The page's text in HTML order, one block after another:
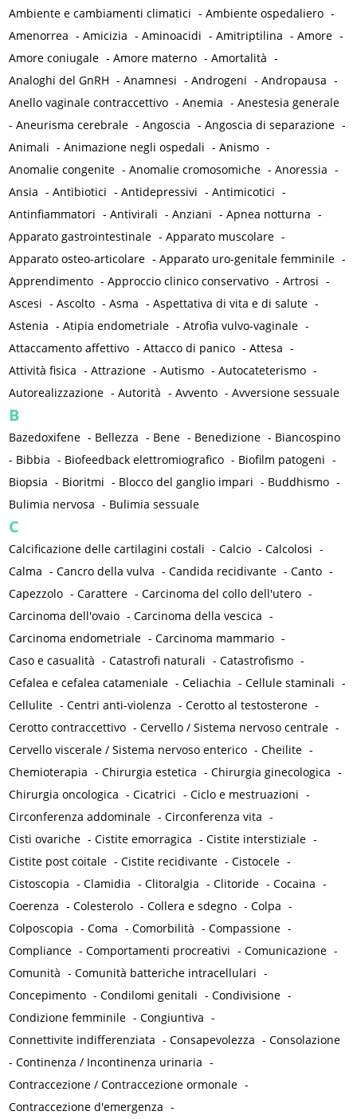
Ambiente e cambiamenti climatici -Ambiente ospedaliero -
Amenorrea -Amicizia -Aminoacidi -Amitriptilina -Amore -
Amore coniugale -Amore materno -Amortalità -
Analoghi del GnRH -Anamnesi -Androgeni -Andropausa -
Anello vaginale contraccettivo -Anemia -Anestesia generale
-Aneurisma cerebrale -Angoscia -Angoscia di separazione -
Animali -Animazione negli ospedali -Anismo -
Anomalie congenite -Anomalie cromosomiche -Anoressia -
Ansia -Antibiotici -Antidepressivi -Antimicotici -
Antinfiammatori -Antivirali -Anziani -Apnea notturna -
Apparato gastrointestinale -Apparato muscolare -
Apparato osteo-articolare -Apparato uro-genitale femminile -
Apprendimento -Approccio clinico conservativo -Artrosi -
Ascesi -Ascolto -Asma -Aspettativa di vita e di salute -
Astenia -Atipia endometriale -Atrofia vulvo-vaginale -
Attaccamento affettivo -Attacco di panico -Attesa -
Attività fisica -Attrazione -Autismo -Autocateterismo -
Autorealizzazione -Autorità -Avvento -Avversione sessuale
B
Bazedoxifene - Bellezza - Bene - Benedizione - Biancospino
- Bibbia - Biofeedback elettromiografico - Biofilm patogeni -
Biopsia - Bioritmi - Blocco del ganglio impari - Buddhismo -
Bulimia nervosa - Bulimia sessuale
C
Calcificazione delle cartilagini costali -Calcio -Calcolosi -
Calma -Cancro della vulva -Candida recidivante -Canto -
Capezzolo -Carattere -Carcinoma del collo dell'utero -
Carcinoma dell'ovaio -Carcinoma della vescica -
Carcinoma endometriale -Carcinoma mammario -
Caso e casualità -Catastrofi naturali -Catastrofismo -
Cefalea e cefalea catameniale -Celiachia -Cellule staminali -
Cellulite -Centri anti-violenza -Cerotto al testosterone -
Cerotto contraccettivo -Cervello / Sistema nervoso centrale -
Cervello viscerale / Sistema nervoso enterico -Cheilite -
Chemioterapia -Chirurgia estetica -Chirurgia ginecologica -
Chirurgia oncologica -Cicatrici -Ciclo e mestruazioni -
Circonferenza addominale -Circonferenza vita -
Cisti ovariche -Cistite emorragica -Cistite interstiziale -
Cistite post coitale -Cistite recidivante -Cistocele -
Cistoscopia -Clamidia -Clitoralgia -Clitoride -Cocaina -
Coerenza -Colesterolo -Collera e sdegno -Colpa -
Colposcopia -Coma -Comorbilità -Compassione -
Compliance -Comportamenti procreativi -Comunicazione -
Comunità -Comunità batteriche intracellulari -
Concepimento -Condilomi genitali -Condivisione -
Condizione femminile -Congiuntiva -
Connettivite indifferenziata -Consapevolezza -Consolazione
-Continenza / Incontinenza urinaria -
Contraccezione / Contraccezione ormonale -
Contraccezione d'emergenza -